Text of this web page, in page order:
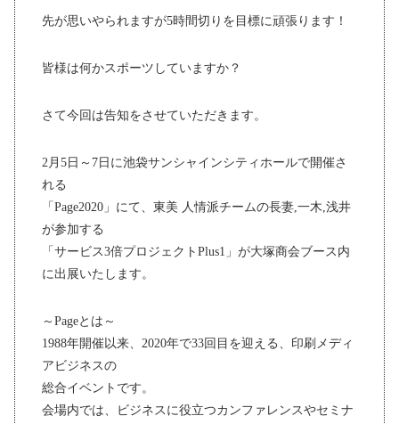
先が思いやられますが5時間切りを目標に頑張ります！
皆様は何かスポーツしていますか？
さて今回は告知をさせていただきます。
2月5日～7日に池袋サンシャインシティホールで開催さ
れる
「Page2020」にて、東美 人情派チームの長妻,一木,浅井
が参加する
「サービス3倍プロジェクトPlus1」が大塚商会ブース内
に出展いたします。
～Pageとは～
1988年開催以来、2020年で33回目を迎える、印刷メディ
アビジネスの
総合イベントです。
会場内では、ビジネスに役立つカンファレンスやセミナ